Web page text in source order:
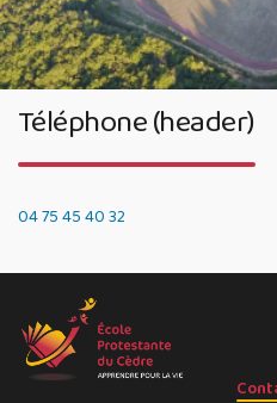
Téléphone (header)
04 75 45 40 32